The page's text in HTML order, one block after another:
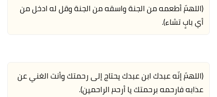
(اللهمّ أطعمه من الجنة واسقه من الجنة وقل له ادخل من
أي بابٍ تشاء).
(اللهمّ إنّه عبدك ابن عبدك يحتاج إلى رحمتك وأنت الغني عن
عذابه فارحمه برحمتك يا أرحم الراحمين).